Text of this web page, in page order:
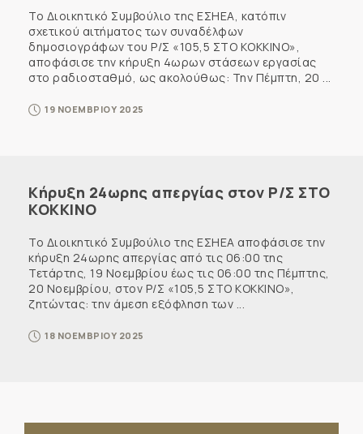
Το Διοικητικό Συμβούλιο της ΕΣΗΕΑ, κατόπιν
σχετικού αιτήματος των συναδέλφων
δημοσιογράφων του Ρ/Σ «105,5 ΣΤΟ ΚΟΚΚΙΝΟ»,
αποφάσισε την κήρυξη 4ωρων στάσεων εργασίας
στο ραδιοσταθμό, ως ακολούθως: Την Πέμπτη, 20 ...
19 ΝΟΕΜΒΡΙΟΥ 2025
Κήρυξη 24ωρης απεργίας στον Ρ/Σ ΣΤΟ
ΚΟΚΚΙΝΟ
Το Διοικητικό Συμβούλιο της ΕΣΗΕΑ αποφάσισε την
κήρυξη 24ωρης απεργίας από τις 06:00 της
Τετάρτης, 19 Νοεμβρίου έως τις 06:00 της Πέμπτης,
20 Νοεμβρίου, στον Ρ/Σ «105,5 ΣΤΟ ΚΟΚΚΙΝΟ»,
ζητώντας: την άμεση εξόφληση των ...
18 ΝΟΕΜΒΡΙΟΥ 2025